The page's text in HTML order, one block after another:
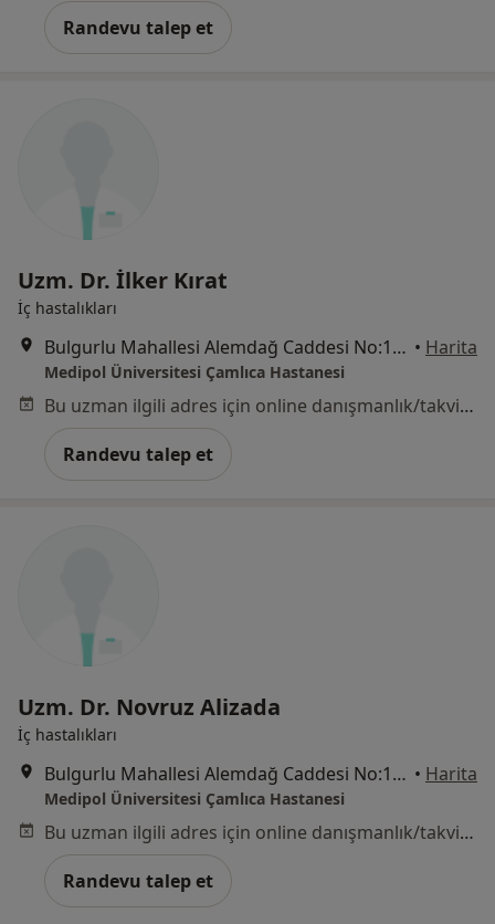
Randevu talep et
Uzm. Dr. İlker Kırat
İç hastalıkları
Bulgurlu Mahallesi Alemdağ Caddesi No:100, Üsküdar • Harita
Medipol Üniversitesi Çamlıca Hastanesi
Bu uzman ilgili adres için online danışmanlık/takvim sunmuyor.
Randevu talep et
Uzm. Dr. Novruz Alizada
İç hastalıkları
Bulgurlu Mahallesi Alemdağ Caddesi No:100, Üsküdar • Harita
Medipol Üniversitesi Çamlıca Hastanesi
Bu uzman ilgili adres için online danışmanlık/takvim sunmuyor.
Randevu talep et